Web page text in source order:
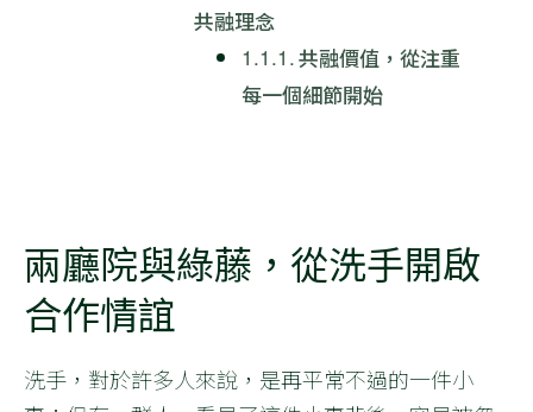
共融理念
共融價值，從注重
每一個細節開始
兩廳院與綠藤，從洗手開啟
合作情誼
洗手，對於許多人來說，是再平常不過的一件小